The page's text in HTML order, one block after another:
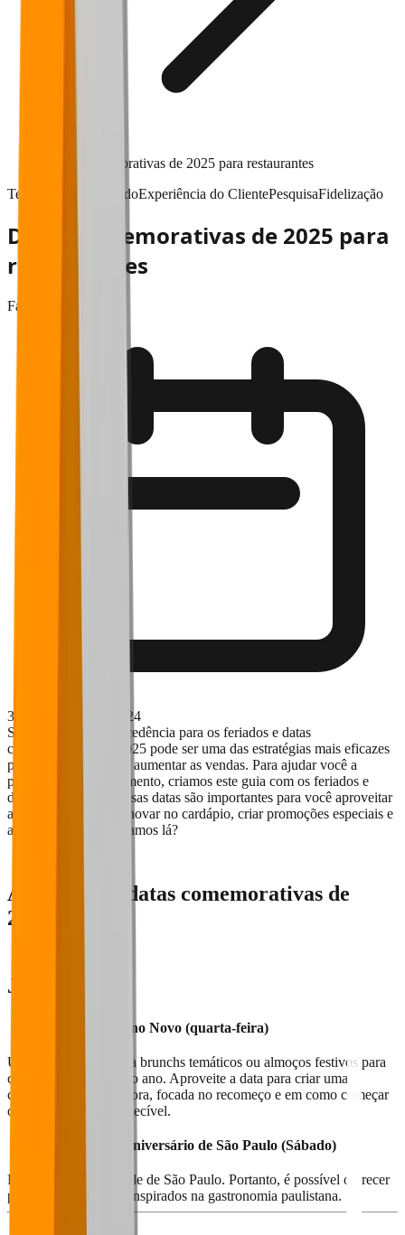
Datas comemorativas de 2025 para restaurantes
Tendências & mercadoExperiência do ClientePesquisaFidelização
Datas comemorativas de 2025 para
restaurantes
Falaê
3 de dezembro de 2024
Se planejar com antecedência para os feriados e datas
comemorativas em 2025 pode ser uma das estratégias mais eficazes
para o seu restaurante aumentar as vendas. Para ajudar você a
preparar esse planejamento, criamos este guia com os feriados e
datas importantes. Essas datas são importantes para você aproveitar
a oportunidade para inovar no cardápio, criar promoções especiais e
atrair mais clientes. Vamos lá?
As melhores datas comemorativas de
2025
Janeiro
1º de Janeiro - Ano Novo (quarta-feira)
Uma data perfeita para brunchs temáticos ou almoços festivos para
comemorar a virada do ano. Aproveite a data para criar uma
comunicação inspiradora, focada no recomeço e em como começar
o ano de forma inesquecível.
25 de Janeiro - Aniversário de São Paulo (Sábado)
Exclusivo para a cidade de São Paulo. Portanto, é possível oferecer
promoções ou pratos inspirados na gastronomia paulistana.